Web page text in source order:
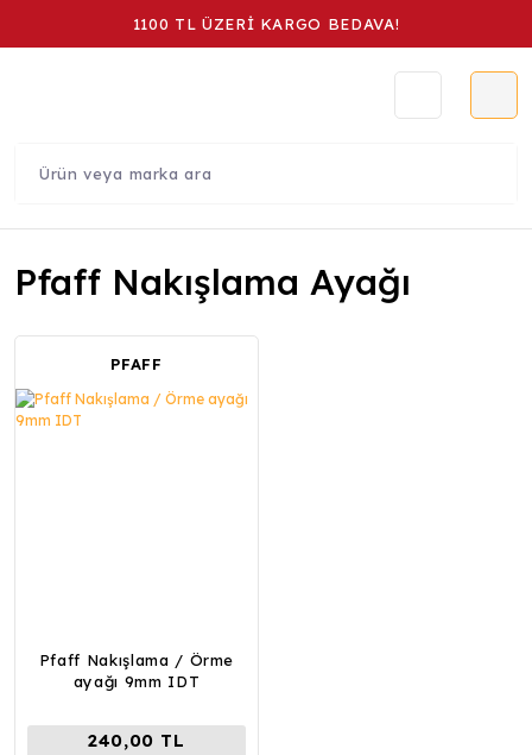
1100 TL ÜZERİ KARGO BEDAVA!
Pfaff Nakışlama Ayağı
PFAFF
Pfaff Nakışlama / Örme
ayağı 9mm IDT
240,00 TL